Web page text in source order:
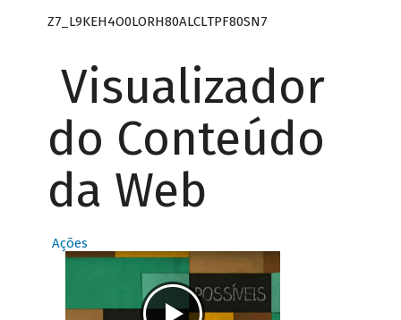
Z7_L9KEH4O0LORH80ALCLTPF80SN7
Visualizador
do Conteúdo
da Web
Ações